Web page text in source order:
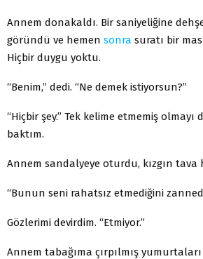
Annem donakaldı. Bir saniyeliğine
göründü ve hemen sonra suratı bir
Hiçbir duygu yoktu.
“Benim,” dedi. “Ne demek istiyorsun?”
“Hiçbir şey.” Tek kelime etmemiş
baktım.
Annem sandalyeye oturdu, kızgın tava
“Bunun seni rahatsız etmediğini
Gözlerimi devirdim. “Etmiyor.”
Annem tabağıma çırpılmış